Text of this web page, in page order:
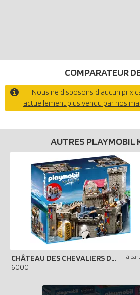
COMPARATEUR
Nous ne disposons d'aucun prix
actuellement plus vendu par nos
AUTRES PLAYMOBIL
CHÂTEAU DES CHEVALIERS DU LION IMPÉRIAL
6000
à